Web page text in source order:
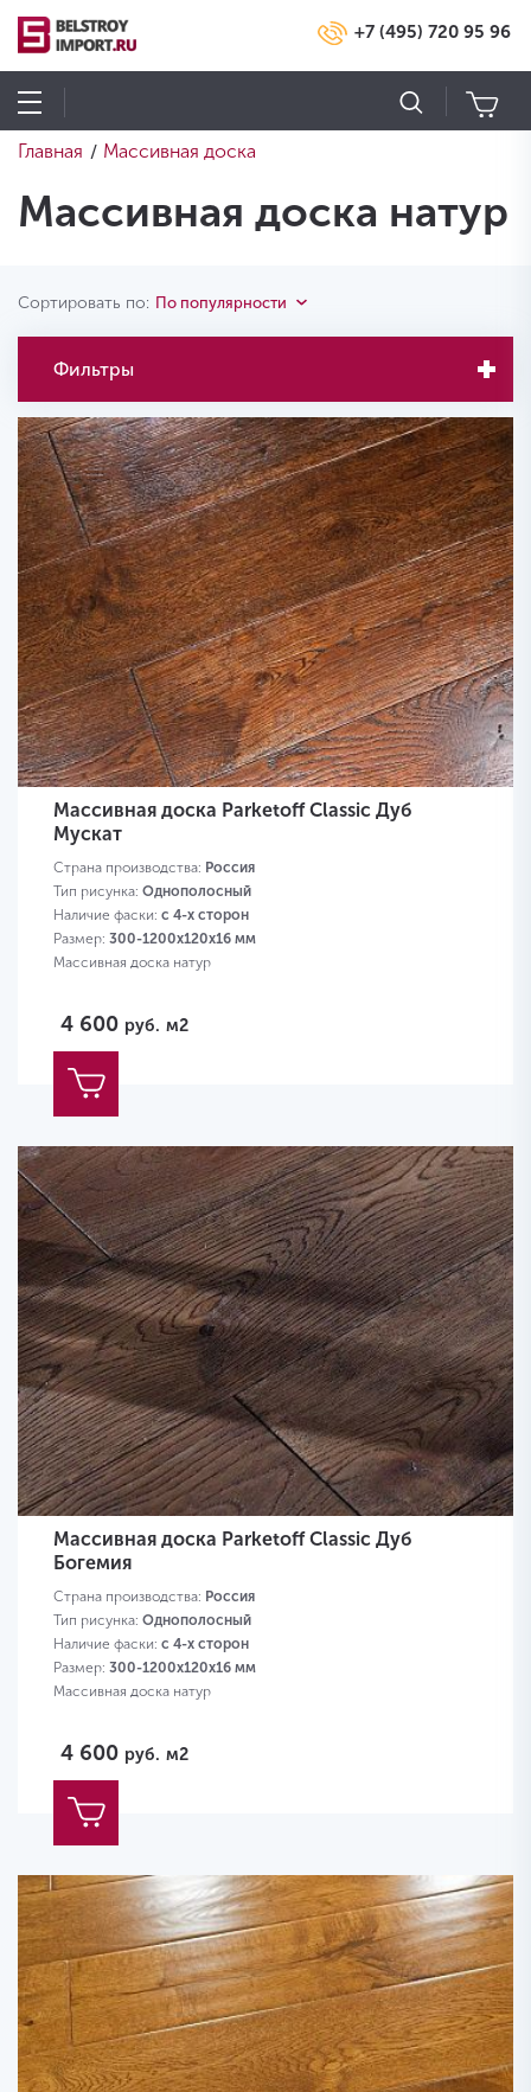
+7 (495) 720 95 96
Главная / Массивная доска
Массивная доска натур
Сортировать по: По популярности
Фильтры
Массивная доска Parketoff Classic Дуб
Мускат
Страна производства: Россия
Тип рисунка: Однополосный
Наличие фаски: с 4-х сторон
Размер: 300-1200х120х16 мм
Массивная доска натур
4 600 руб. м2
Массивная доска Parketoff Classic Дуб
Богемия
Страна производства: Россия
Тип рисунка: Однополосный
Наличие фаски: с 4-х сторон
Размер: 300-1200х120х16 мм
Массивная доска натур
4 600 руб. м2